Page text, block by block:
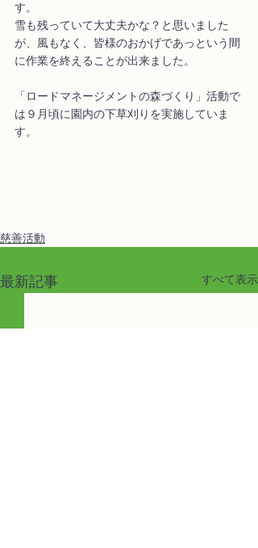
す。
雪も残っていて大丈夫かな？と思いました
が、風もなく、皆様のおかげであっという間
に作業を終えることが出来ました。
「ロードマネージメントの森づくり」活動で
は９月頃に園内の下草刈りを実施していま
す。
慈善活動
最新記事 すべて表示